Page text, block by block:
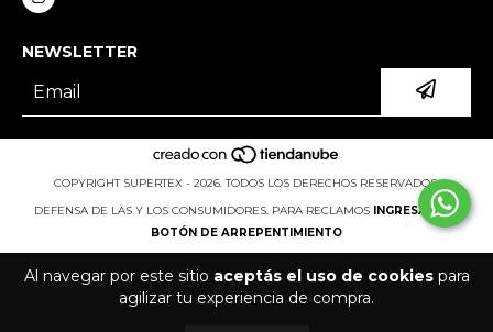
Al navegar por este sitio aceptás el uso de cookiespara
agilizar tu experiencia de compra.
NEWSLETTER
COPYRIGHT SUPERTEX - 2026. TODOS LOS DERECHOS RESERVADOS.
DEFENSA DE LAS Y LOS CONSUMIDORES. PARA RECLAMOS
INGRESÁ ACÁ.
BOTÓN DE ARREPENTIMIENTO